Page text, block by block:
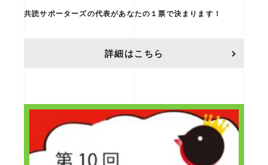
共読サポーターズの代表があなたの１票で決まります！
詳細はこちら